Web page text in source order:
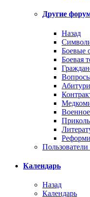
Другие
Назад
Боевые
Боевая
Календарь
Назад
Календарь